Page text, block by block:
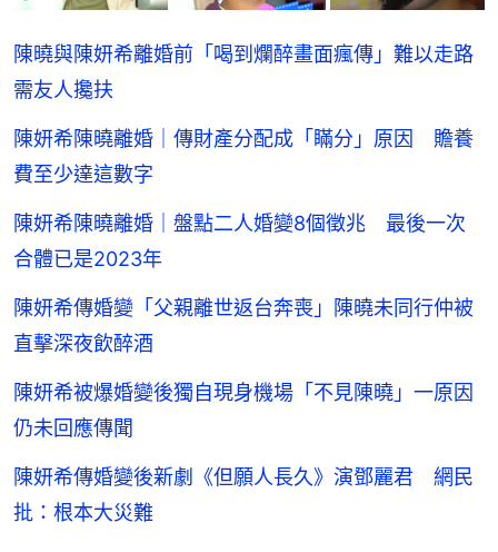
陳曉與陳妍希離婚前「喝到爛醉畫面瘋傳」難以走路
需友人攙扶
陳妍希陳曉離婚｜傳財產分配成「瞞分」原因 贍養
費至少達這數字
陳妍希陳曉離婚｜盤點二人婚變8個徵兆 最後一次
合體已是2023年
陳妍希傳婚變「父親離世返台奔喪」陳曉未同行仲被
直擊深夜飲醉酒
陳妍希被爆婚變後獨自現身機場「不見陳曉」一原因
仍未回應傳聞
陳妍希傳婚變後新劇《但願人長久》演鄧麗君 網民
批：根本大災難